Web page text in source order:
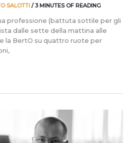
SALOTTI /3 MINUTES OF READING
professione (battuta sottile per gli
dalle sette della mattina alle
la BertO su quattro ruote per